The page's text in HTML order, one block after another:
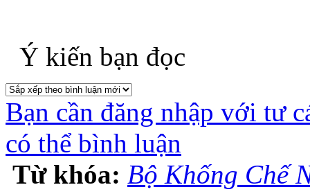
Ý kiến bạn đọc
Bạn cần đăng nhập với tư
có thể bình luận
Từ khóa: Bộ Khống Chế